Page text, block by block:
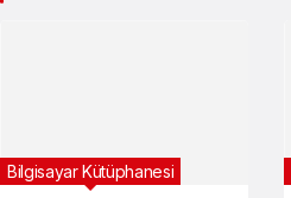
Bilgisayar Kütüphanesi